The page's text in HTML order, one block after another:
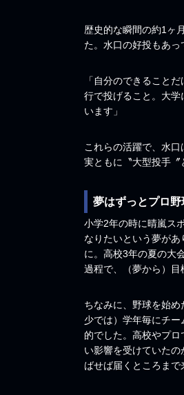
歴史的な瞬間の約1ヶ
た。水口の好投もあっ
「自分のできること
行で投げること。大
います」
これらの活躍で、水
実ともに〝大型投手〞
夢はずっとプロ野
小学2年の時に晴嵐ス
なりたいという夢が
に。高校3年の夏の大
過程で、（夢から）目
ちなみに、野球を始
少では）学年毎にチ
的でした。高校やプ
い影響を受けていた
ばせば届くところまで